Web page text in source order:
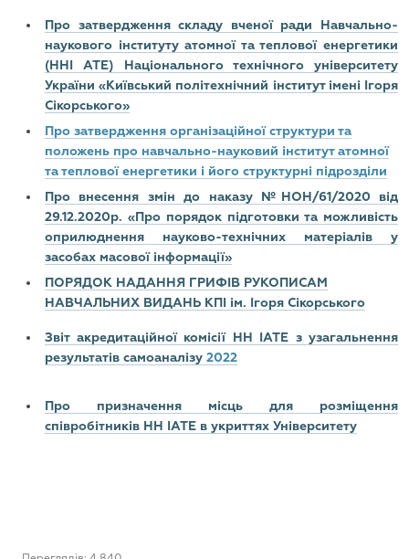
Про затвердження складу вченої ради Навчально-
наукового інституту атомної та теплової енергетики
(ННІ АТЕ) Національного технічного університету
України «Київський політехнічний інститут імені Ігоря
Сікорського»
Про затвердження організаційної структури та
положень про навчально-науковий інститут атомної
та теплової енергетики і його структурні підрозділи
Про внесення змін до наказу №НОН/61/2020 від
29.12.2020р. «Про порядок підготовки та можливість
оприлюднення науково-технічних матеріалів у
засобах масової інформації»
ПОРЯДОК НАДАННЯ ГРИФІВ РУКОПИСАМ
НАВЧАЛЬНИХ ВИДАНЬ КПІ ім. Ігоря Сікорського
Звіт акредитаційної комісії НН ІАТЕ з узагальнення
результатів самоаналізу 2022
Про призначення місць для розміщення
співробітників НН ІАТЕ в укриттях Університету